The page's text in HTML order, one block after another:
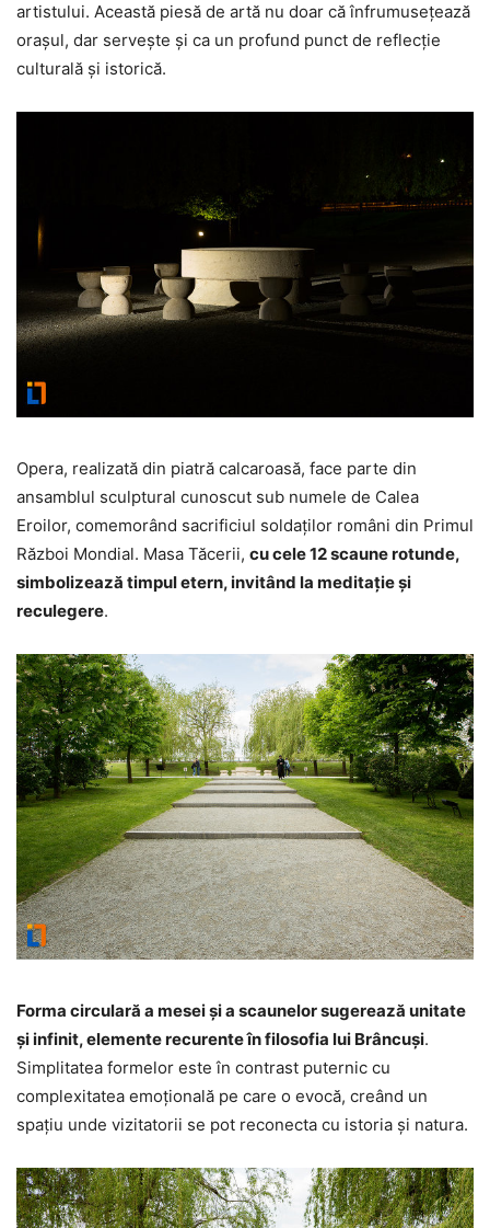
artistului. Această piesă de artă nu doar că înfrumusețează
orașul, dar servește și ca un profund punct de reflecție
culturală și istorică.
Opera, realizată din piatră calcaroasă, face parte din
ansamblul sculptural cunoscut sub numele de Calea
Eroilor, comemorând sacrificiul soldaților români din Primul
Război Mondial. Masa Tăcerii, cu cele 12 scaune rotunde,
simbolizează timpul etern, invitând la meditație și
reculegere.
Forma circulară a mesei și a scaunelor sugerează unitate
și infinit, elemente recurente în filosofia lui Brâncuși.
Simplitatea formelor este în contrast puternic cu
complexitatea emoțională pe care o evocă, creând un
spațiu unde vizitatorii se pot reconecta cu istoria și natura.